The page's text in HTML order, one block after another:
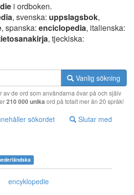
i ordboken.
, svenska: uppslagsbok,
, spanska: enciclopedia, italienska:
, tjeckiska:
Vanlig sökning
av de ord som användarna övar på och själv
210 000 unika ord på totalt mer än 20 språk!
sökordet Slutar med
encyklopedie